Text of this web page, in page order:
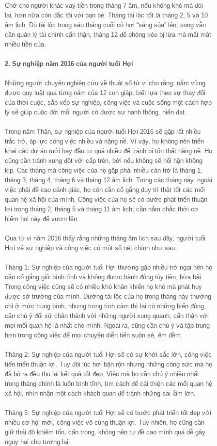
Chớ cho người khác vay tiền trong tháng 7 âm, nếu không khó mà đòi
lại, hơn nữa còn đắc tội với bạn bè. Tháng tài lộc tốt là tháng 2, 5 và 10
âm lịch. Dù tài lộc trong sáu tháng cuối có hơi “sáng sủa” lên, song vẫn
cần quản lý tài chính cẩn thận, tháng 12 để phòng kẻo bị lừa mà mất mát
nhiều tiền của.
2. Sự nghiệp năm 2016 của người tuổi Hợi
Những người chuyên nghiên cứu về thuật số tử vi cho rằng: nắm vững
được quy luật qua từng năm của 12 con giáp, biết lựa theo sự thay đổi
của thời cuộc, sắp xếp sự nghiệp, công việc và cuộc sống một cách hợp
lý sẽ giúp cuộc đời mỗi người có được sự hanh thông, hiển đạt.
Trong năm Thân, sự nghiệp của người tuổi Hợi 2016 sẽ gặp rất nhiều
trắc trở, áp lực công việc nhiều và nặng nề. Vì vậy, họ không nên triển
khai các dự án mới hay đầu tư quá nhiều để tránh bị tổn thất nặng nề. Họ
cũng cần tránh xung đột với cấp trên, bởi nếu không sẽ hối hận không
kịp. Các tháng mà công việc của họ gặp phải nhiều cản trở là tháng 1,
tháng 3, tháng 4, tháng 6 và tháng 12 âm lịch. Trong các tháng này, ngoài
việc phải đề cao cảnh giác, họ còn cần cố gắng duy trì thật tốt các mối
quan hệ xã hội của mình. Công việc của họ sẽ có bước phát triển thuận
lợi trong tháng 2, tháng 5 và tháng 11 âm lịch; cần nắm chắc thời cơ
hiếm hoi này để vươn lên.
Qua tử vi năm 2016 thấy rằng những tháng âm lịch sau đây, người tuổi
Hợi về sự nghiệp và công việc có một số nét chính như sau:
Tháng 1: Sự nghiệp của người tuổi Hợi thường gặp nhiều trở ngại nên họ
cần cố gắng giữ bình tĩnh và không được hành động tùy tiện, bừa bãi.
Trong công việc cũng sẽ có nhiều khó khăn khiến họ khó mà phát huy
được sở trường của mình. Đường tài lộc của họ trong tháng này thường
chỉ ở mức trung bình, nhưng trong tình cảm thì lại có những biến động,
cần chú ý đối xử chân thành với những người xung quanh, cẩn thận với
mọi mối quan hệ là nhất cho mình. Ngoài ra, cũng cần chú ý và tập trung
hơn trong công việc để mọi chuyện diễn tiến suôn sẻ, êm đềm.
Tháng 2: Sự nghiệp của người tuổi Hợi sẽ có sự khởi sắc lớn, công việc
tiến triển thuận lợi. Tuy đôi lúc hơi bận rộn nhưng những công sức mà họ
đã bỏ ra đều thu lại kết quả tốt đẹp. Việc mà họ cần chú ý nhiều nhất
trong tháng chính là luôn bình tĩnh, tìm cách để cải thiện các mối quan hệ
xã hội, nhìn nhận một cách khách quan để tránh những sai lầm lớn.
Tháng 5: Sự nghiệp của người tuổi Hợi sẽ có bước phát triển tốt đẹp với
nhiều cơ hội mới, công việc vô cùng thuận lợi. Tuy nhiên, họ cũng cần
giữ thái độ khiêm tốn, cẩn trọng, không nên tự đề cao mình quá dễ gây
nguy hại cho tương lai.